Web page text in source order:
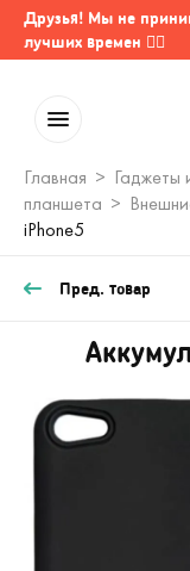
Друзья! Мы не
лучших времен 🤷‍♂️
Главная Гаджеты
планшета
iPhone5
Пред. товар